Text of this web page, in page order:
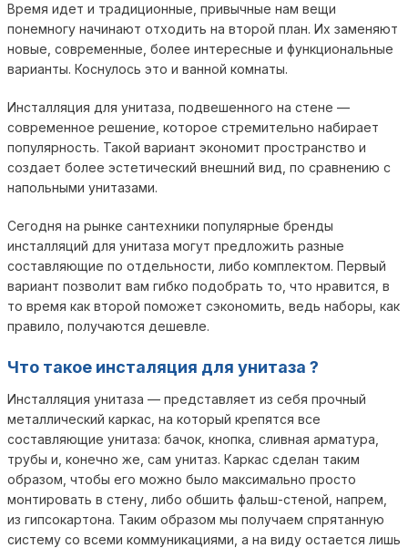
Время идет и традиционные, привычные нам вещи
понемногу начинают отходить на второй план. Их заменяют
новые, современные, более интересные и функциональные
варианты. Коснулось это и ванной комнаты.
Инсталляция для унитаза, подвешенного на стене —
современное решение, которое стремительно набирает
популярность. Такой вариант экономит пространство и
создает более эстетический внешний вид, по сравнению с
напольными унитазами.
Сегодня на рынке сантехники популярные бренды
инсталляций для унитаза могут предложить разные
составляющие по отдельности, либо комплектом. Первый
вариант позволит вам гибко подобрать то, что нравится, в
то время как второй поможет сэкономить, ведь наборы, как
правило, получаются дешевле.
Что такое инсталяция для унитаза ?
Инсталляция унитаза — представляет из себя прочный
металлический каркас, на который крепятся все
составляющие унитаза: бачок, кнопка, сливная арматура,
трубы и, конечно же, сам унитаз. Каркас сделан таким
образом, чтобы его можно было максимально просто
монтировать в стену, либо обшить фальш-стеной, напрем,
из гипсокартона. Таким образом мы получаем спрятанную
систему со всеми коммуникациями, а на виду остается лишь